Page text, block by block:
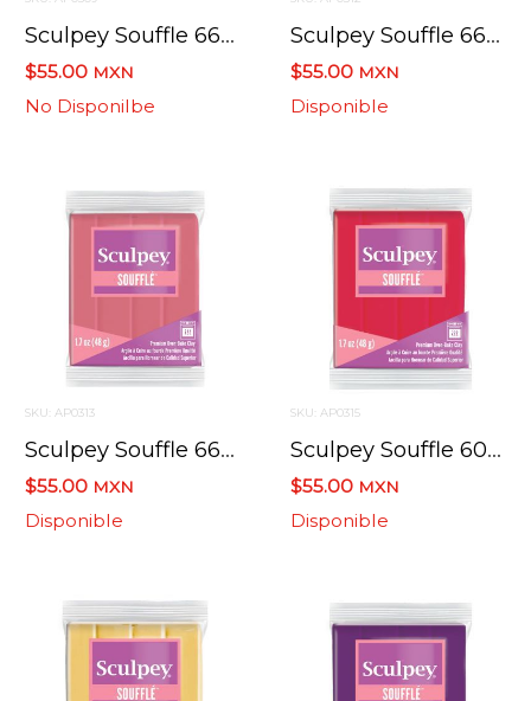
Sculpey Souffle 6665 Canela / Cinnamon 48.2 Grs
$55.00 MXN
No Disponilbe
Sculpey Souffle 6647 Marfil/ivory 48.2 Grs
$55.00 MXN
Disponible
SKU: AP0313
Sculpey Souffle 6653 Guayaba / Guava 48.2 Grs
$55.00 MXN
Disponible
SKU: AP0315
Sculpey Souffle 6004 Frambuesa / Raspberry 48.2 Gramos
$55.00 MXN
Disponible